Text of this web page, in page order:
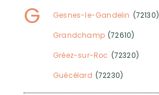
G Gesnes-le-Gandelin (72130)
Grandchamp (72610)
Gréez-sur-Roc (72320)
Guécélard (72230)